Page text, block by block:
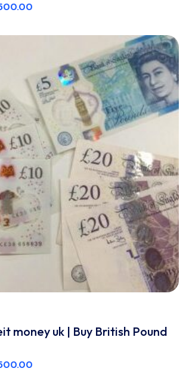
money uk | Buy British Pound